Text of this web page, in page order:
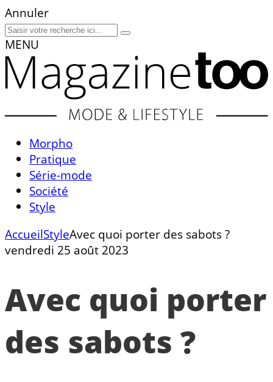
Annuler
MENU
Morpho
Pratique
Série-mode
Société
Style
AccueilStyleAvec quoi porter des sabots ?
vendredi 25 août 2023
Avec quoi porter
des sabots ?